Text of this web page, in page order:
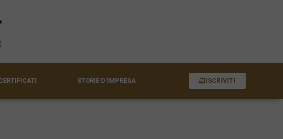
STORIE D’IMPRESA ISCRIVITI